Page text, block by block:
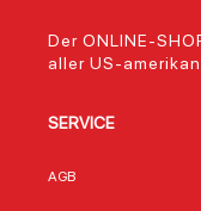
Der ONLINE-
aller US-
SERVICE
AGB